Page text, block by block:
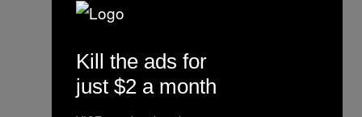
Kill the ads for
just $2 a month